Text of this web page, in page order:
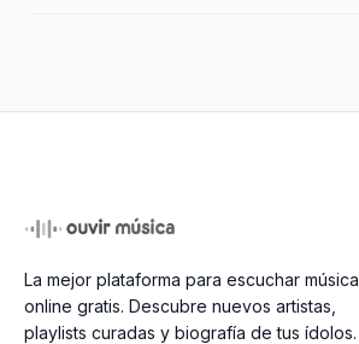
La mejor plataforma para escuchar música
online gratis. Descubre nuevos artistas,
playlists curadas y biografía de tus ídolos.